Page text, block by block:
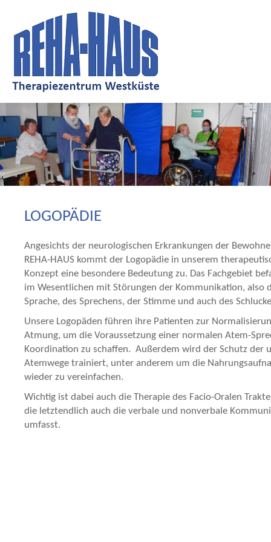
LOGOPÄDIE
Angesichts der neurologischen Erkrankungen der
REHA-HAUS kommt der Logopädie in unserem
Konzept eine besondere Bedeutung zu. Das Fachgebiet
im Wesentlichen mit Störungen der Kommunikation, also
Sprache, des Sprechens, der Stimme und auch des
Unsere Logopäden führen ihre Patienten zur
Atmung, um die Voraussetzung einer normalen Atem-
Koordination zu schaffen. Außerdem wird der Schutz der
Atemwege trainiert, unter anderem um die
wieder zu vereinfachen.
Wichtig ist dabei auch die Therapie des Facio-Oralen Traktes
die letztendlich auch die verbale und nonverbale
umfasst.